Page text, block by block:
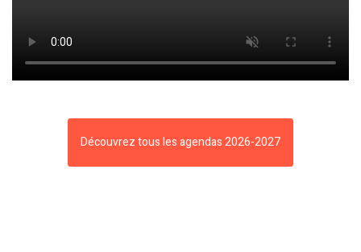
Découvrez tous les agendas 2026-2027